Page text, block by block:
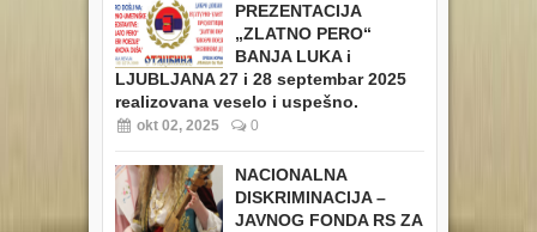
PREZENTACIJA
„ZLATNO PERO“
BANJA LUKA i
LJUBLJANA 27 i 28 septembar 2025
realizovana veselo i uspešno.
okt 02, 2025 0
NACIONALNA
DISKRIMINACIJA –
JAVNOG FONDA RS ZA